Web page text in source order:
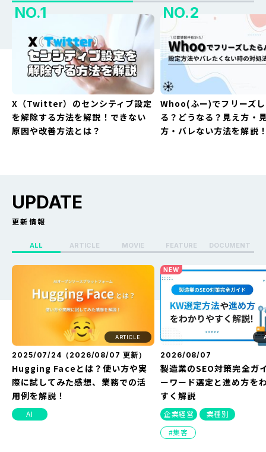
X（Twitter）のセンシティブ設定
を解除する方法を解説！できない
原因や改善方法とは？
Whoo(ふー)でフリーズ
る？どうなる？見え方・
方・バレない方法を解説
を解除する方法を解説！できない
原因や改善方法とは？
る？どうなる？見え方・
方・バレない方法を解説
UPDATE
更新情報
ALL ARTICLE MOVIE FEATURE DOCUMENT
ARTICLE
2025/07/24（ 2026/08/07 更新）
Hugging Faceとは？使い方や実
際に試してみた感想、業務での活
用例を解説！
AI
NEW
2026/08/07
製造業のSEO対策完全ガ
ーワード選定と進め方を
すく解説
企業経営
業種別
集客